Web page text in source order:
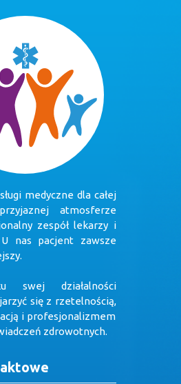
medyczne dla całej
atmosferze
zespół lekarzy i
U nas pacjent zawsze
swej działalności
się z rzetelnością,
i profesjonalizmem
zdrowotnych.